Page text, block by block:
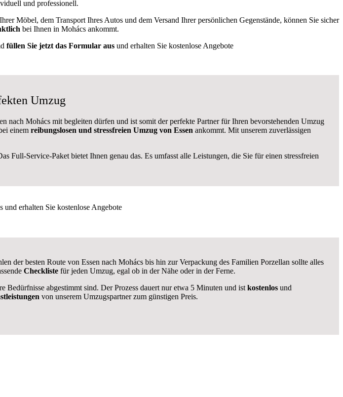
und professionell.
Möbel, dem Transport Ihres Autos und dem Versand Ihrer persönlichen Gegenstände, können Sie sicher
bei Ihnen in Mohács ankommt.
füllen Sie jetzt das Formular aus und erhalten Sie kostenlose Angebote
Umzug
nach Mohács mit begleiten dürfen und ist somit der perfekte Partner für Ihren bevorstehenden Umzug
einem reibungslosen und stressfreien Umzug von Essen ankommt. Mit unserem zuverlässigen
Full-Service-Paket bietet Ihnen genau das. Es umfasst alle Leistungen, die Sie für einen stressfreien
und erhalten Sie kostenlose Angebote
der besten Route von Essen nach Mohács bis hin zur Verpackung des Familien Porzellan sollte alles
Checkliste für jeden Umzug, egal ob in der Nähe oder in der Ferne.
abgestimmt sind. Der Prozess dauert nur etwa 5 Minuten und ist kostenlos und
von unserem Umzugspartner zum günstigen Preis.